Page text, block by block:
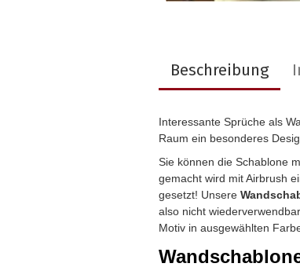
Beschreibung
Interessante Sprüche als
Raum ein besonderes
Sie können die Schablone
gemacht wird mit Airbrush
gesetzt! Unsere
also nicht wiederverwendbar.
Motiv in ausgewählten